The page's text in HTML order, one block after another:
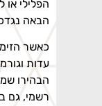
הפלילי או
הבאה נגדכם.
כאשר הזימון
עדות וגורמי
הבהירו שמדובר
רשמי, גם